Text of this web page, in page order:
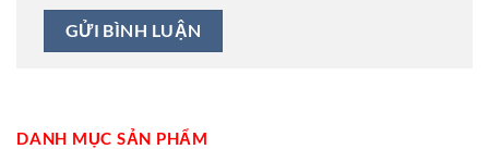
DANH MỤC SẢN PHẨM